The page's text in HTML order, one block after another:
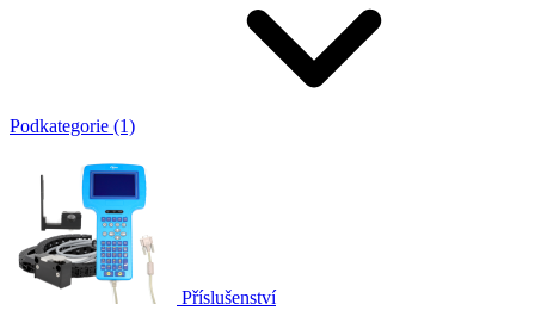
Podkategorie (1)
Příslušenství